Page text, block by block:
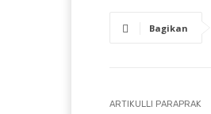
Bagikan
ARTIKULLI PARAPRAK